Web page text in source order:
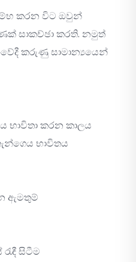
කරන විට ඔවුන්
සාකච්ඡා කරති. නමුත්
කරුණු සාමාන්‍යයෙන්
භාවිතා කරන කාලය
භාවිතය
ඇමතුම්
සිටීම